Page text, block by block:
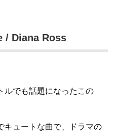
/ Diana Ross
ルでも話題になったこの
キュートな曲で、ドラマの